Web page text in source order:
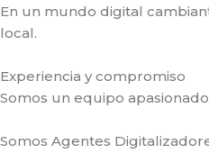
En un mundo digital
local.
Experiencia y compromiso
Somos un equipo
Somos Agentes